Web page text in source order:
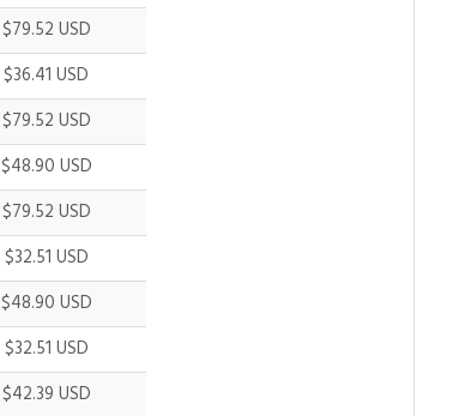
$79.52 USD
$36.41 USD
$79.52 USD
$48.90 USD
$79.52 USD
$32.51 USD
$48.90 USD
$32.51 USD
$42.39 USD